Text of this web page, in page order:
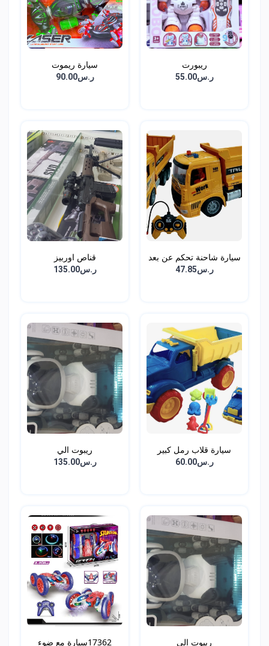
ريبورت
ر.س55.00
سيارة ريموت
ر.س90.00
سيارة شاحنة تحكم عن بعد
ر.س47.85
قناص اوربيز
ر.س135.00
سيارة قلاب رمل كبير
ر.س60.00
ريبوت الي
ر.س135.00
ريبوت الي 17362سيارة مع ضوء